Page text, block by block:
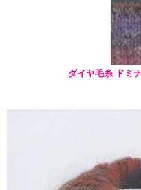
ダイヤ毛糸 ドミ